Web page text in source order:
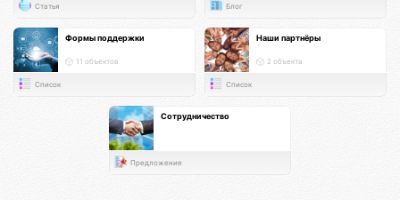
Статья Блог
Формы поддержки
11 объектов
Список
Наши партнёры
2 объекта
Список
Сотрудничество
Предложение